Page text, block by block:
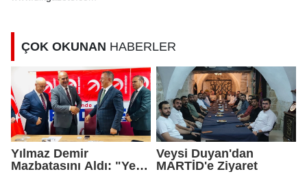
ÇOK OKUNAN HABERLER
Yılmaz Demir
Mazbatasını Aldı: "Yeni
Veysi Duyan'dan
MARTİD'e Ziyaret